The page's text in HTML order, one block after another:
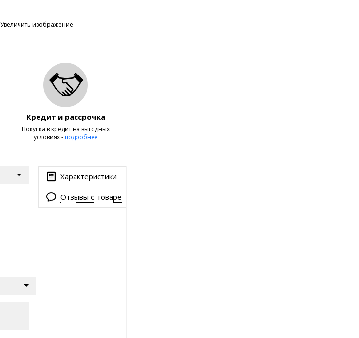
Увеличить изображение
Кредит и рассрочка
Покупка в кредит на выгодных
условиях -подробнее
Характеристики
Отзывы о товаре